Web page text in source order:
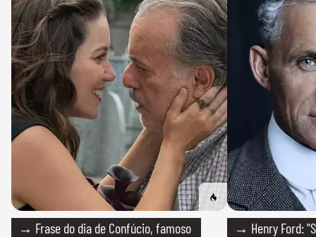
→ Frase do dia de Confúcio, famoso
→ Henry Ford: